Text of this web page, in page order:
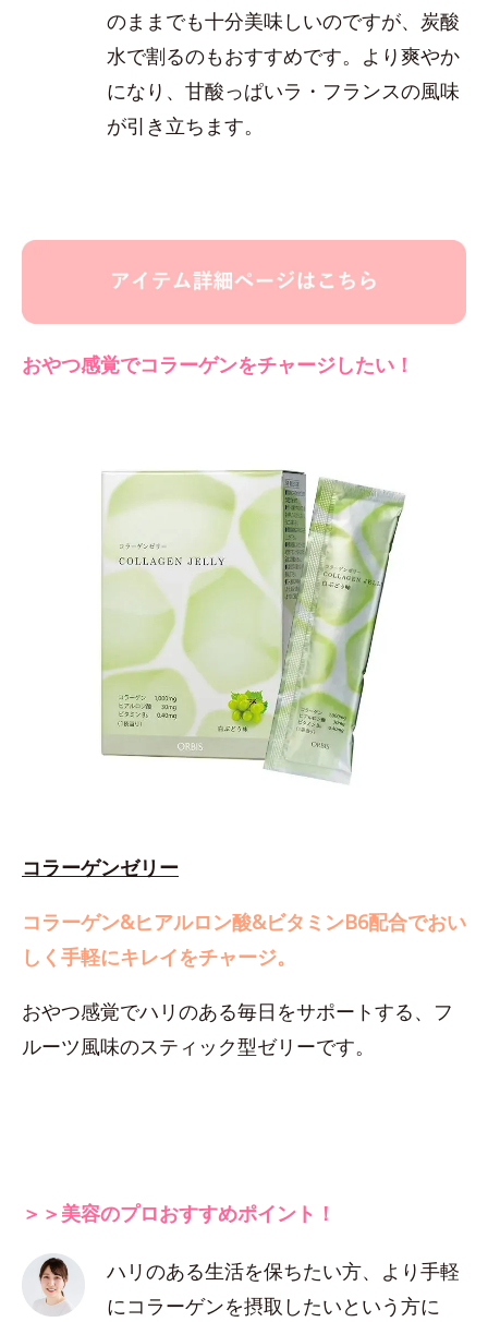
のままでも十分美味しいのですが、炭酸
水で割るのもおすすめです。より爽やか
になり、甘酸っぱいラ・フランスの風味
が引き立ちます。
おやつ感覚でコラーゲンをチャージしたい！
コラーゲンゼリー
コラーゲン&ヒアルロン酸&ビタミンB6配合でおい
しく手軽にキレイをチャージ。
おやつ感覚でハリのある毎日をサポートする、フ
ルーツ風味のスティック型ゼリーです。
＞＞美容のプロおすすめポイント！
ハリのある生活を保ちたい方、より手軽
にコラーゲンを摂取したいという方に